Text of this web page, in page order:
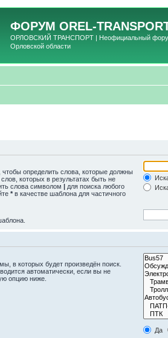
ФОРУМ OREL-
ОРЛОВСКИЙ ТРАНСПОРТ | Неофициальный форум
Орловской области
, чтобы определить слова, которые должны
слов, которых в результатах быть не
слова символом | для поиска любого
* в качестве шаблона для частичного
в которых будет произведён поиск.
автоматически, если вы не
опцию ниже.
Да